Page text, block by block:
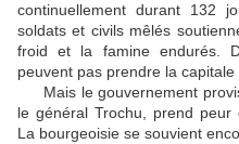
continuellement durant 132
soldats et civils mêlés
froid et la famine endurés.
peuvent pas prendre la capitale
Mais le gouvernement
le général Trochu, prend peur
La bourgeoisie se souvient